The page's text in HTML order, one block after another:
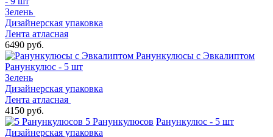
Зелень
Дизайнерская упаковка
Лента атласная
6490 руб.
Ранункулюсы с Эвкалиптом
Ранункулюс - 5 шт
Зелень
Дизайнерская упаковка
Лента атласная
4150 руб.
5 Ранункулюсов Ранункулюс - 5 шт
Дизайнерская упаковка